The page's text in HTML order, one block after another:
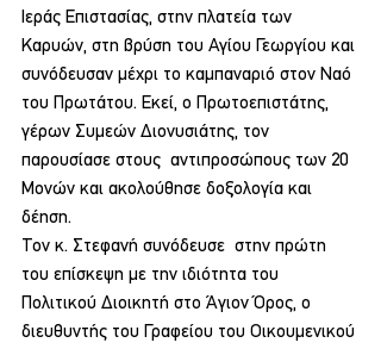
Ιεράς Επιστασίας, στην πλατεία των
Καρυών, στη βρύση του Αγίου Γεωργίου και
συνόδευσαν μέχρι το καμπαναριό στον Ναό
του Πρωτάτου. Εκεί, ο Πρωτοεπιστάτης,
γέρων Συμεών Διονυσιάτης, τον
παρουσίασε στους  αντιπροσώπους των 20
Μονών και ακολούθησε δοξολογία και
δέηση.
Τον κ. Στεφανή συνόδευσε  στην πρώτη
του επίσκεψη με την ιδιότητα του
Πολιτικού Διοικητή στο Άγιον Όρος, ο
διευθυντής του Γραφείου του Οικουμενικού